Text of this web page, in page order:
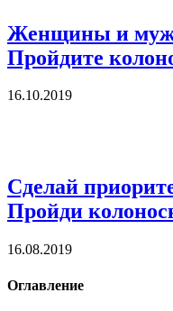
Женщины и
Пройдите
16.10.2019
Сделай
Пройди
16.08.2019
Оглавление